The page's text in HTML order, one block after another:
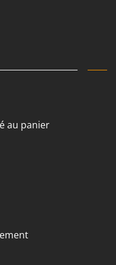
des fruits
tapisseries
à olives
au panier